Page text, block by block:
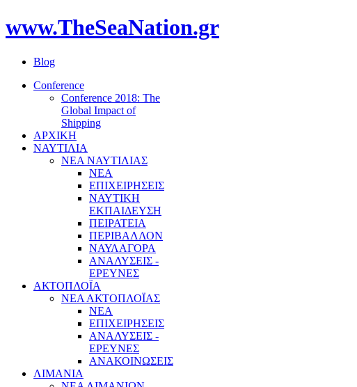
www.TheSeaNation.gr
Blog
Conference
Conference 2018: The
Global Impact of
Shipping
ΑΡΧΙΚΗ
ΝΑΥΤΙΛΙΑ
ΝΕΑ ΝΑΥΤΙΛΙΑΣ
ΝΕΑ
ΕΠΙΧΕΙΡΗΣΕΙΣ
ΝΑΥΤΙΚΗ
ΕΚΠΑΙΔΕΥΣΗ
ΠΕΙΡΑΤΕΙΑ
ΠΕΡΙΒΑΛΛΟΝ
ΝΑΥΛΑΓΟΡΑ
ΑΝΑΛΥΣΕΙΣ -
ΕΡΕΥΝΕΣ
ΑΚΤΟΠΛΟΪΑ
ΝΕΑ ΑΚΤΟΠΛΟΪΑΣ
ΝΕΑ
ΕΠΙΧΕΙΡΗΣΕΙΣ
ΑΝΑΛΥΣΕΙΣ -
ΕΡΕΥΝΕΣ
ΑΝΑΚΟΙΝΩΣΕΙΣ
ΛΙΜΑΝΙΑ